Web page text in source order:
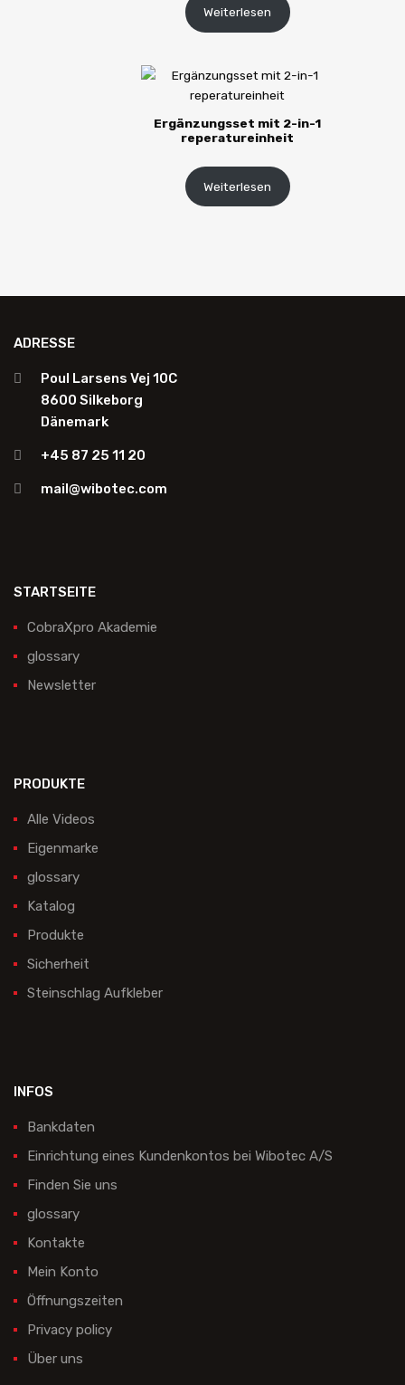
Weiterlesen
Ergänzungsset mit 2-in-1
reperatureinheit
Weiterlesen
ADRESSE
Poul Larsens Vej 10C
8600 Silkeborg
Dänemark
+45 87 25 11 20
mail@wibotec.com
STARTSEITE
CobraXpro Akademie
glossary
Newsletter
PRODUKTE
Alle Videos
Eigenmarke
glossary
Katalog
Produkte
Sicherheit
Steinschlag Aufkleber
INFOS
Bankdaten
Einrichtung eines Kundenkontos bei Wibotec A/S
Finden Sie uns
glossary
Kontakte
Mein Konto
Öffnungszeiten
Privacy policy
Über uns